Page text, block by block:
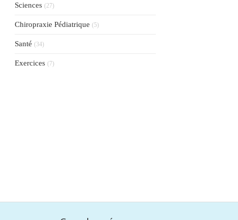
Sciences (27)
Chiropraxie Pédiatrique (5)
Santé (34)
Exercices (7)